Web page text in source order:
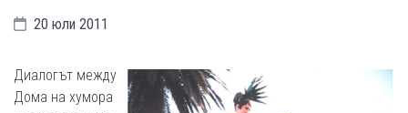
20 юли 2011
Диалогът между
Дома на хумора